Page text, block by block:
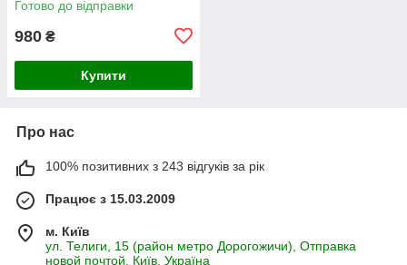
Готово до відправки
980 ₴
Купити
Про нас
100% позитивних з 243 відгуків за рік
Працює з 15.03.2009
м. Київ
ул. Телиги, 15 (район метро Дорогожичи), Отправка
новой почтой, Київ, Україна